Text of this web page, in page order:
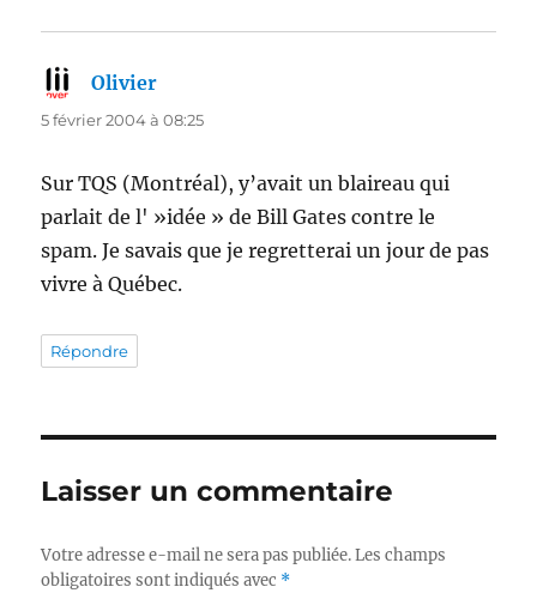
Olivier
5 février 2004 à 08:25
Sur TQS (Montréal), y’avait un blaireau qui
parlait de l' »idée » de Bill Gates contre le
spam. Je savais que je regretterai un jour de pas
vivre à Québec.
Répondre
Laisser un commentaire
Votre adresse e-mail ne sera pas publiée. Les champs
obligatoires sont indiqués avec *